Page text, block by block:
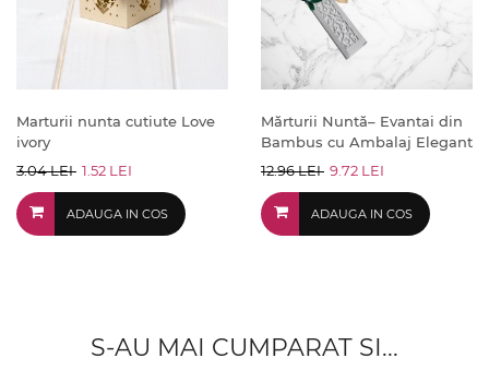
Marturii nunta cutiute Love
ivory
3.04 LEI 1.52 LEI
ADAUGA IN COS
Mărturii Nuntă– Evantai din
Bambus cu Ambalaj Elegant
12.96 LEI 9.72 LEI
ADAUGA IN COS
S-AU MAI CUMPARAT SI...